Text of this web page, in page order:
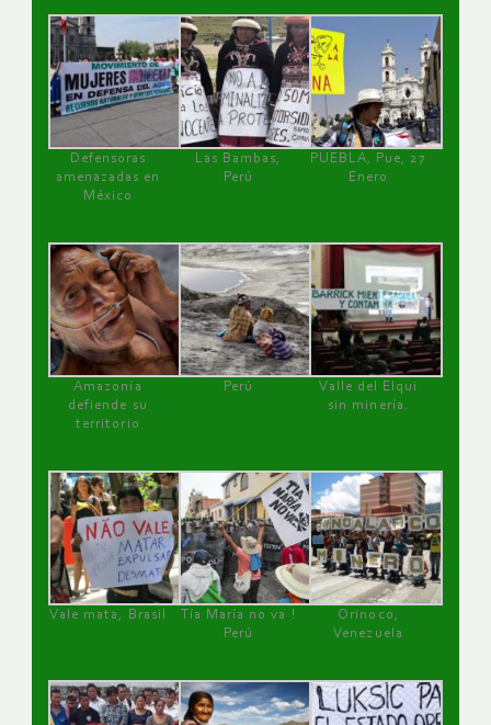
Defensoras
amenazadas en
México
Las Bambas,
Perú
PUEBLA, Pue, 27
Enero
Amazonía
defiende su
territorio
Perú
Valle del Elqui
sin minería.
Vale mata, Brasil
Tía María no va !
Perú
Orinoco,
Venezuela